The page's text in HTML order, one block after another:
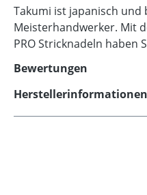
Takumi ist japanisch und
Meisterhandwerker. Mit
PRO Stricknadeln haben
Bewertungen
Herstellerinformationen